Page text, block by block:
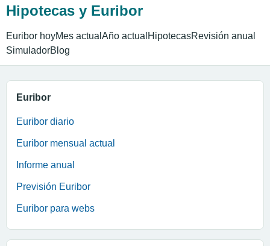
Hipotecas y Euribor
Euribor hoyMes actual Año actual HipotecasRevisión anual
SimuladorBlog
Euribor
Euribor diario
Euribor mensual actual
Informe anual
Previsión Euribor
Euribor para webs